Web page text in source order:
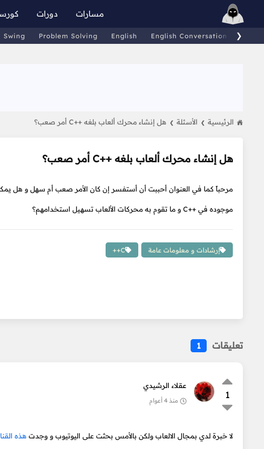
مسارات دورات
Swing Problem Solving English English Conversations ❯
الرئيسية ❯ الأسئلة ❯ هل إنشاء محرك ألعاب بلغه ++C أمر صعب؟
هل إنشاء محرك ألعاب بلغه ++C أمر صعب؟
موجوده في ++C و ما تقوم به محركات الألعاب تسهيل استخدامهم؟
إرشادات و معلومات عامة C++
تعليقات 1
1
عقلاء الرشيدي
منذ 4 أعوام
لا خبرة لدي بمجال الالعاب ولكن بالأمس بحثت على اليوتيوب و وجدت هذه